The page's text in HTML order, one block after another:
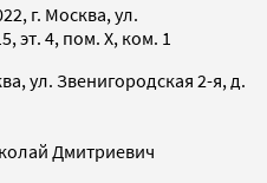
г. Москва, ул.
эт. 4, пом. X, ком. 1
ул. Звенигородская 2-я, д.
Дмитриевич